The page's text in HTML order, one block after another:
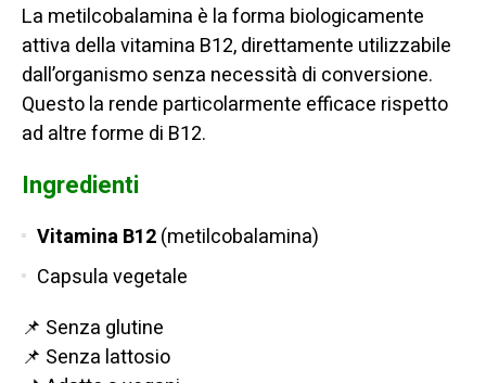
La metilcobalamina è la forma biologicamente
attiva della vitamina B12, direttamente utilizzabile
dall’organismo senza necessità di conversione.
Questo la rende particolarmente efficace rispetto
ad altre forme di B12.
Ingredienti
Vitamina B12(metilcobalamina)
Capsula vegetale
📌 Senza glutine
📌 Senza lattosio